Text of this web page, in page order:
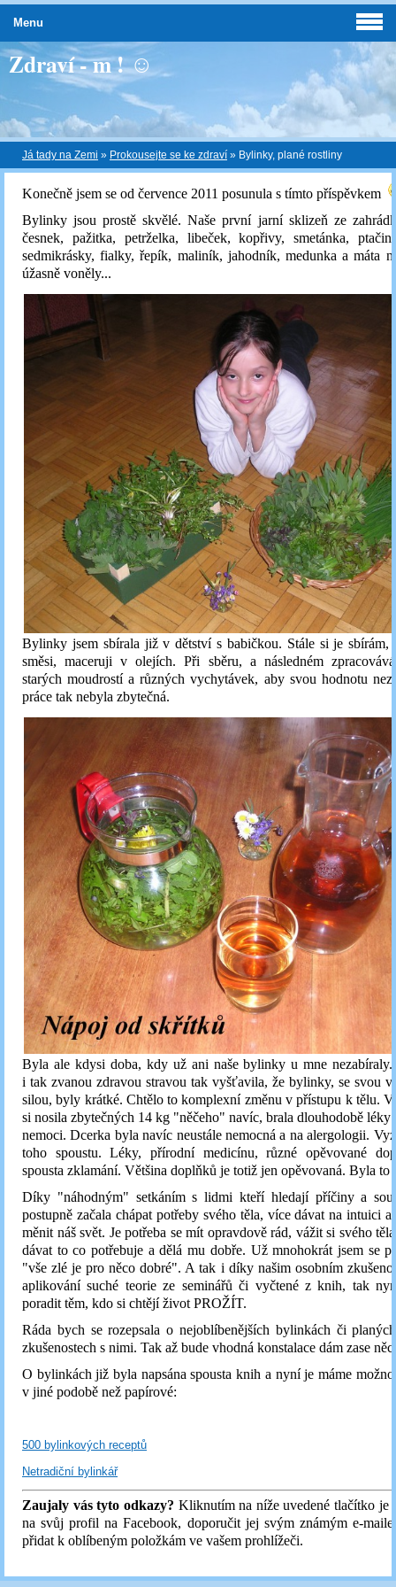
Zdraví - m ! ☺
Já tady na Zemi » Prokousejte se ke zdraví » Bylinky, plané rostliny
Konečně jsem se od července 2011 posunula s tímto příspěvkem
Bylinky jsou prostě skvělé. Naše první jarní sklizeň ze
česnek, pažitka, petrželka, libeček, kopřivy, smetánka,
sedmikrásky, fialky, řepík, maliník, jahodník, medunka a máta
úžasně voněly...
Bylinky jsem sbírala již v dětství s babičkou. Stále si je sbírám,
směsi, maceruji v olejích. Při sběru, a následném
starých moudrostí a různých vychytávek, aby svou hodnotu
práce tak nebyla zbytečná.
Byla ale kdysi doba, kdy už ani naše bylinky u mne
i tak zvanou zdravou stravou tak vyšťavila, že bylinky, se svou
silou, byly krátké. Chtělo to komplexní změnu v přístupu k tělu. V
si nosila zbytečných 14 kg "něčeho" navíc, brala dlouhodobě léky
nemoci. Dcerka byla navíc neustále nemocná a na alergologii.
toho spoustu. Léky, přírodní medicínu, různé opěvované
spousta zklamání. Většina doplňků je totiž jen opěvovaná. Byla to
Díky "náhodným" setkáním s lidmi kteří hledají příčiny a
postupně začala chápat potřeby svého těla, více dávat na intuici a
měnit náš svět. Je potřeba se mít opravdově rád, vážit si svého
dávat to co potřebuje a dělá mu dobře. Už mnohokrát jsem se
"vše zlé je pro něco dobré". A tak i díky našim osobním
aplikování suché teorie ze seminářů či vyčtené z knih, tak
poradit těm, kdo si chtějí život PROŽÍT.
Ráda bych se rozepsala o nejoblíbenějších bylinkách či
zkušenostech s nimi. Tak až bude vhodná konstalace dám zase
O bylinkách již byla napsána spousta knih a nyní je máme
v jiné podobě než papírové:
500 bylinkových receptů
Netradiční bylinkář
Zaujaly vás tyto odkazy? Kliknutím na níže uvedené tlačítko je
na svůj profil na Facebook, doporučit jej svým známým e-
přidat k oblíbeným položkám ve vašem prohlížeči.
Menu